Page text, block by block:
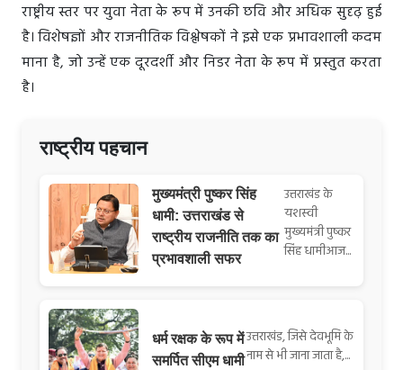
राष्ट्रीय स्तर पर युवा नेता के रूप में उनकी छवि और अधिक सुदृढ़ हुई
है। विशेषज्ञों और राजनीतिक विश्लेषकों ने इसे एक प्रभावशाली कदम
माना है, जो उन्हें एक दूरदर्शी और निडर नेता के रूप में प्रस्तुत करता
है।
राष्ट्रीय पहचान
मुख्यमंत्री पुष्कर सिंह
धामी: उत्तराखंड से
राष्ट्रीय राजनीति तक का
प्रभावशाली सफर
उत्तराखंड के
यशस्वी
मुख्यमंत्री पुष्कर
सिंह धामीआज...
धर्म रक्षक के रूप में
समर्पित सीएम धामी
उत्तराखंड, जिसे देवभूमि के
नाम से भी जाना जाता है,...